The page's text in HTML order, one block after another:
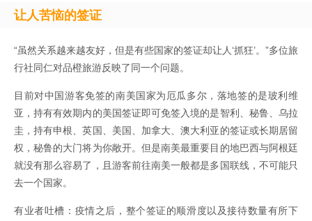
让人苦恼的签证
“虽然关系越来越友好，但是有些国家的签证却让人‘抓狂’。”多位旅
行社同仁对品橙旅游反映了同一个问题。
目前对中国游客免签的南美国家为厄瓜多尔，落地签的是玻利维
亚，持有有效期内的美国签证即可免签入境的是智利、秘鲁、乌拉
圭，持有申根、英国、美国、加拿大、澳大利亚的签证或长期居留
权，秘鲁的大门将为你敞开。但是南美最重要目的地巴西与阿根廷
就没有那么容易了，且游客前往南美一般都是多国联线，不可能只
去一个国家。
有业者吐槽：疫情之后，整个签证的顺滑度以及接待数量有所下